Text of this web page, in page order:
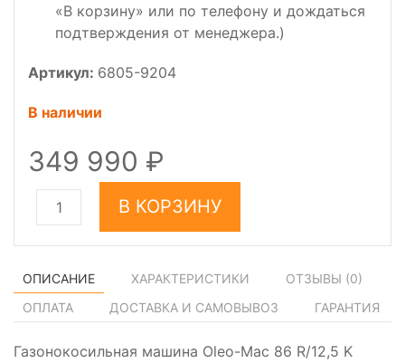
«В корзину» или по телефону и дождаться
подтверждения от менеджера.)
Артикул: 6805-9204
В наличии
349 990
В КОРЗИНУ
ОПИСАНИЕ ХАРАКТЕРИСТИКИ ОТЗЫВЫ (0)
ОПЛАТА
ДОСТАВКА И САМОВЫВОЗ ГАРАНТИЯ
Газонокосильная машина Oleo-Mac 86 R/12,5 K